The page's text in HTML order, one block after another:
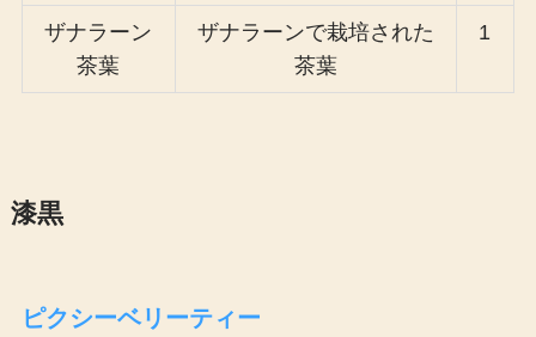
ザナラーン
茶葉
ザナラーンで栽培された
茶葉
1
漆黒
ピクシーベリーティー